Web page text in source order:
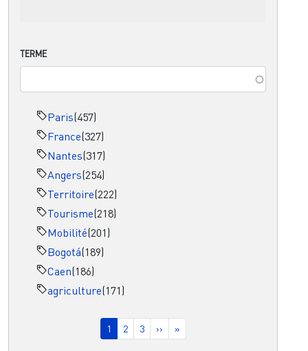
TERME
Paris(457)
France(327)
Nantes(317)
Angers(254)
Territoire(222)
Tourisme(218)
Mobilité(201)
Bogotá(189)
Caen(186)
agriculture(171)
Page courante
1 Page
2 Page
3 Page suivante
›› Dernière page
»